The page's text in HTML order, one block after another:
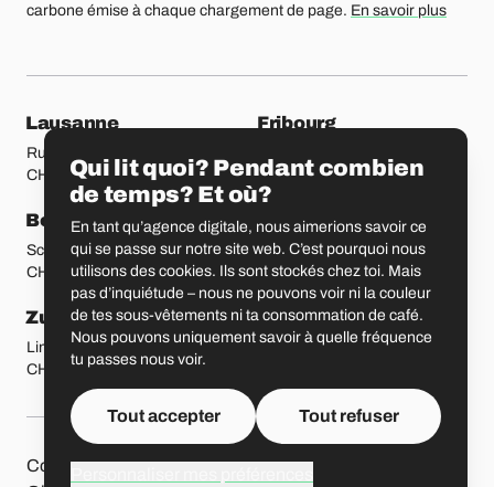
carbone émise à chaque chargement de page. En savoir plus
Nos bureaux
Lausanne
Rue Etraz 4
CH-1003 Lausanne
Fribourg
CH-1700 Fribourg
Berne
Schmiedenplatz 5
CH-3011 Berne
Bâle
Sattelgasse 4
CH-4051 Bâle
Zurich
Limmatstrasse 183
CH-8005 Zurich
Saint-Gall
Vadianstrasse 25A
Autres pages
ContactJobsPresseProtection des données
Qui lit quoi? Pendant combien
de temps? Et où?
En tant qu’agence digitale, nous aimerions savoir ce
qui se passe sur notre site web. C’est pourquoi nous
utilisons des cookies. Ils sont stockés chez toi. Mais
pas d’inquiétude – nous ne pouvons voir ni la couleur
de tes sous-vêtements ni ta consommation de café.
Nous pouvons uniquement savoir à quelle fréquence
tu passes nous voir.
Tout accepter Tout refuser